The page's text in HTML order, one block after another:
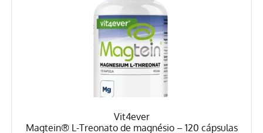
Vit4ever
Magtein® L-Treonato de magnésio – 120 cápsulas